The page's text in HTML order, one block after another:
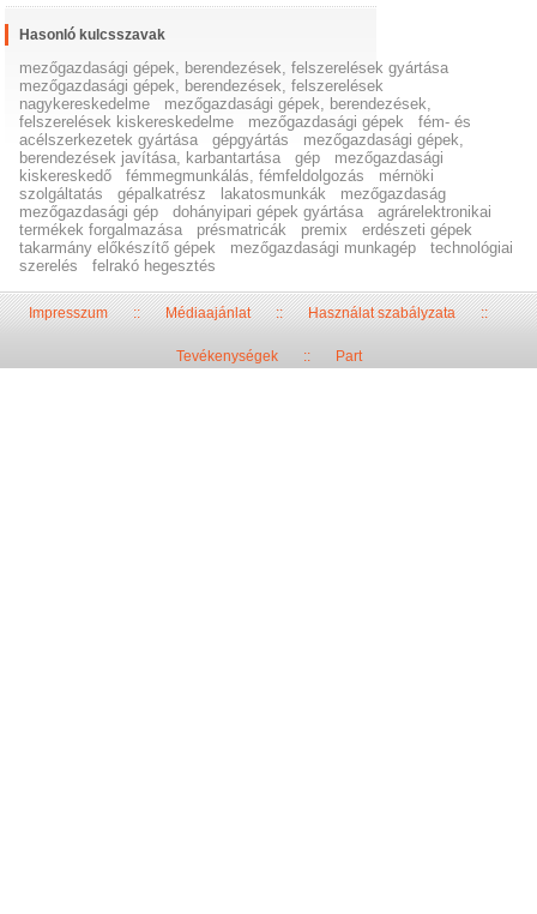
Hasonló kulcsszavak
mezőgazdasági gépek, berendezések, felszerelések gyártása
mezőgazdasági gépek, berendezések, felszerelések
nagykereskedelme
mezőgazdasági gépek, berendezések,
felszerelések kiskereskedelme
mezőgazdasági gépek
fém- és
acélszerkezetek gyártása
gépgyártás
mezőgazdasági gépek,
berendezések javítása, karbantartása
gép
mezőgazdasági
kiskereskedő
fémmegmunkálás, fémfeldolgozás
mérnöki
szolgáltatás
gépalkatrész lakatosmunkák
mezőgazdaság
mezőgazdasági gép
dohányipari gépek gyártása
agrárelektronikai
termékek forgalmazása
présmatricák premix
erdészeti gépek
takarmány előkészítő gépek
mezőgazdasági munkagép
technológiai
szerelés
felrakó hegesztés
Impresszum::Médiaajánlat::Használat szabályzata::
Tevékenységek:: Part